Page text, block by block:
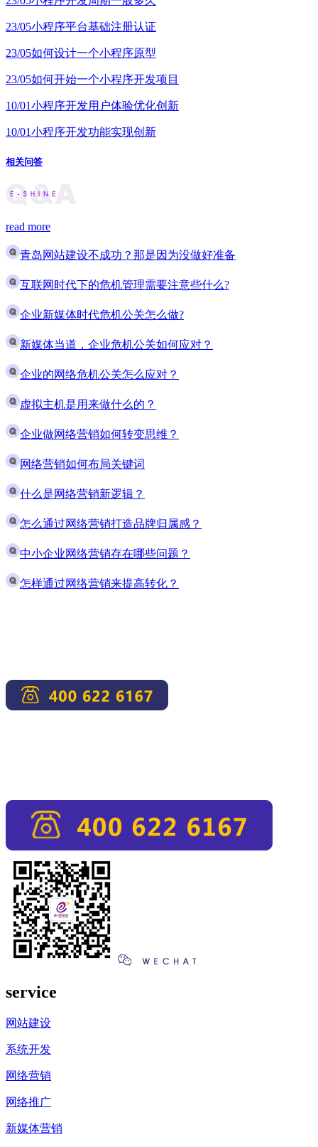
23/05小程序平台基础注册认证
23/05如何设计一个小程序原型
23/05如何开始一个小程序开发项目
10/01小程序开发用户体验优化创新
10/01小程序开发功能实现创新
相关问答
read more
青岛网站建设不成功？那是因为没做好准备
互联网时代下的危机管理需要注意些什么?
企业新媒体时代危机公关怎么做?
新媒体当道，企业危机公关如何应对？
企业的网络危机公关怎么应对？
虚拟主机是用来做什么的？
企业做网络营销如何转变思维？
网络营销如何布局关键词
什么是网络营销新逻辑？
怎么通过网络营销打造品牌归属感？
中小企业网络营销存在哪些问题？
怎样通过网络营销来提高转化？
service
网站建设
系统开发
网络营销
网络推广
新媒体营销